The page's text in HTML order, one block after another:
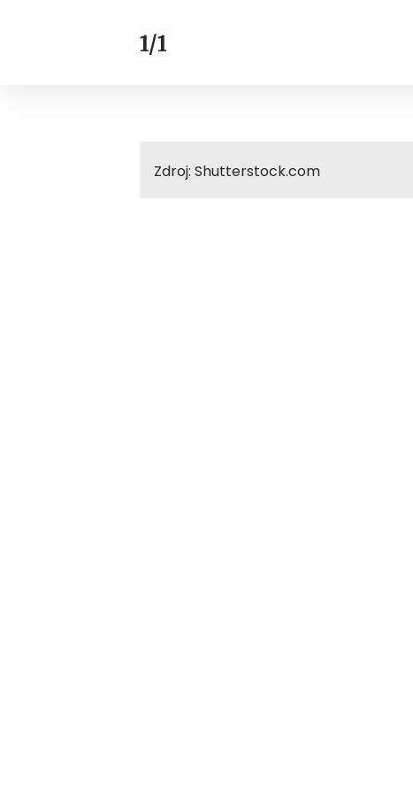
1/1
Zdroj: Shutterstock.com